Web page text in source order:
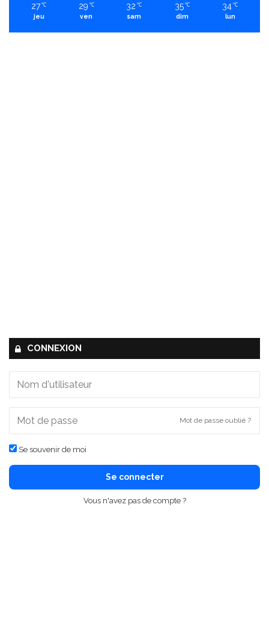
27 ℃
jeu
29 ℃
ven
32 ℃
sam
35 ℃
dim
34 ℃
lun
CONNEXION
Mot de passe oublié ?
Se souvenir de moi
Se connecter
Vous n'avez pas de compte ?